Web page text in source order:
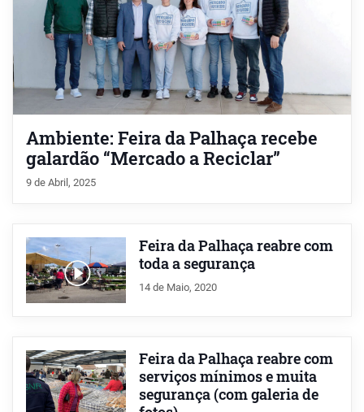
Ambiente: Feira da Palhaça recebe
galardão “Mercado a Reciclar”
9 de Abril, 2025
Feira da Palhaça reabre com
toda a segurança
14 de Maio, 2020
Feira da Palhaça reabre com
serviços mínimos e muita
segurança (com galeria de